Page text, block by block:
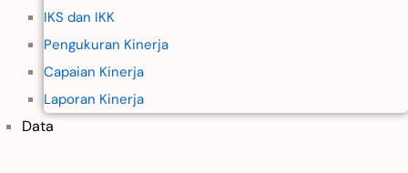
IKS dan IKK
Pengukuran Kinerja
Capaian Kinerja
Laporan Kinerja
Data